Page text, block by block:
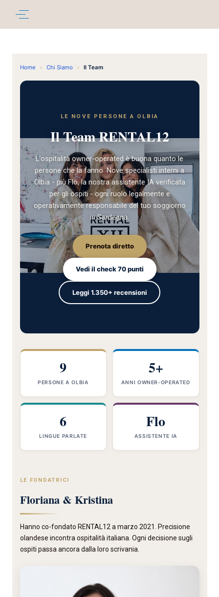
Home › Chi Siamo › Il Team
LE NOVE PERSONE A OLBIA
Il Team RENTAL12
L'ospitalità owner-operated è buona quanto le
persone che la fanno. Nove specialisti interni a
Olbia - più Flo, la nostra assistente IA verificata
per gli ospiti - ogni ruolo legalmente e
operativamente responsabile del tuo soggiorno
in Sardegna.
Prenota diretto
Vedi il check 70 punti
Leggi 1.350+ recensioni
9
PERSONE A OLBIA
5+
ANNI OWNER-OPERATED
6
LINGUE PARLATE
Flo
ASSISTENTE IA
LE FONDATRICI
Floriana & Kristina
Hanno co-fondato RENTAL12 a marzo 2021. Precisione
olandese incontra ospitalità italiana. Ogni decisione sugli
ospiti passa ancora dalla loro scrivania.